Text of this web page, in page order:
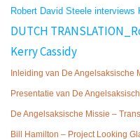
Robert David Steele interviews
DUTCH
Kerry Cassidy
Inleiding van De Angelsaksische
Presentatie van De
De Angelsaksische Missie –
Bill Hamilton – Project Looking